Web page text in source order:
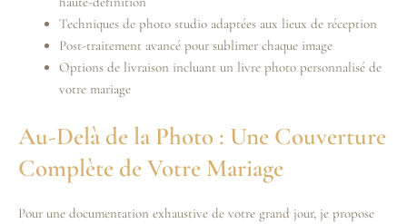
Techniques de photo studio adaptées aux lieux de réception
Post-traitement avancé pour sublimer chaque image
Options de livraison incluant un livre photo personnalisé de
votre mariage
Au-Delà de la Photo : Une Couverture
Complète de Votre Mariage
Pour une documentation exhaustive de votre grand jour, je propose